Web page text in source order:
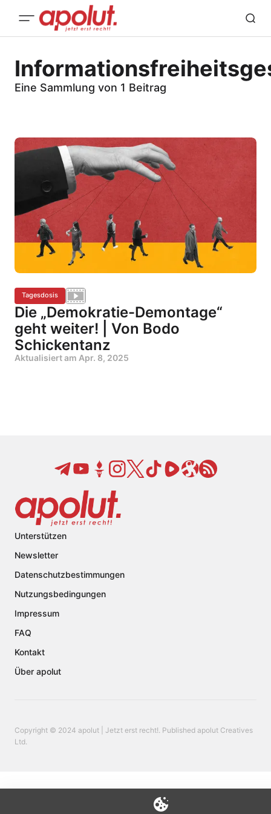
Eine Sammlung von 1 Beitrag
Tagesdosis
Die „Demokratie-Demontage“
geht weiter! | Von Bodo
Schickentanz
Aktualisiert am Apr. 8, 2025
Unterstützen
Newsletter
Datenschutzbestimmungen
Nutzungsbedingungen
Impressum
FAQ
Kontakt
Über apolut
Copyright © 2024 apolut | Jetzt erst recht!. Published apolut Creatives
Ltd.